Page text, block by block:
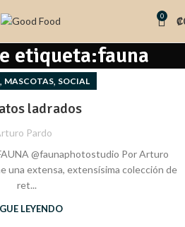
0 ₡
etiqueta:fauna
, MASCOTAS, SOCIAL
ladrados
Pardo
@faunaphotostudio Por Arturo
una extensa, extensísima colección de
ret...
LEYENDO